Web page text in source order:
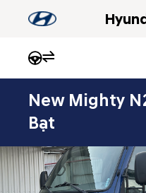
New Mighty
Bạt